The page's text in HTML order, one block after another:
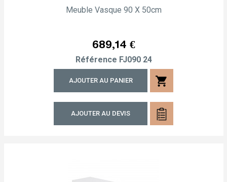
Meuble Vasque 90 X 50cm
Prix
689,14 €
Référence FJ090 24
AJOUTER AU PANIER shopping_cart
AJOUTER AU DEVIS